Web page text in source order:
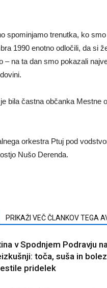
spominjamo trenutka, ko
1990 enotno odločili, da si
– na ta dan smo pokazali
bila častna občanka Mestne
orkestra Ptuj pod
Nušo Derenda.
PRIKAŽI VEČ ČLANKOV TEGA
v Spodnjem Podravju
toča, suša in
pridelek